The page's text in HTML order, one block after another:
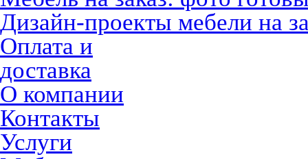
Дизайн-проекты мебели на
Оплата и
доставка
О компании
Контакты
Услуги